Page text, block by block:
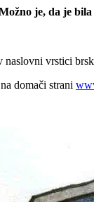
je, da je
naslovni vrstici
domači strani